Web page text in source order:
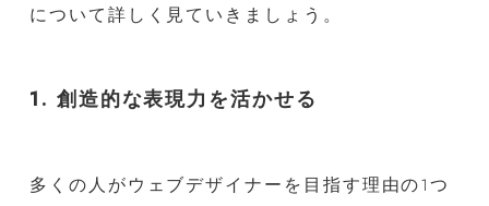
について詳しく見ていきましょう。
1. 創造的な表現力を活かせる
多くの人がウェブデザイナーを目指す理由の1つ